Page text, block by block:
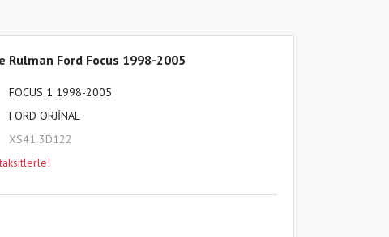
Rulman Ford Focus 1998-2005
FOCUS 1 1998-2005
FORD ORJİNAL
XS41 3D122